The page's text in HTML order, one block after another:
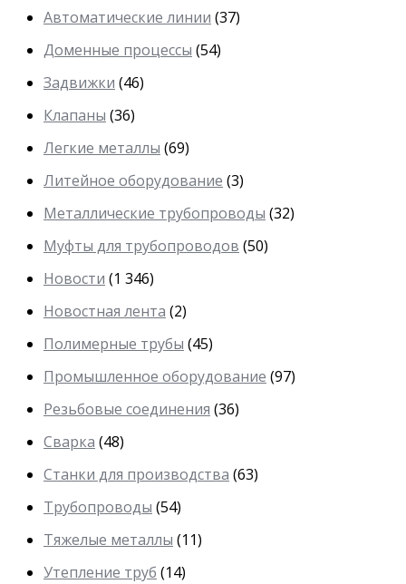
Автоматические линии (37)
Доменные процессы (54)
Задвижки (46)
Клапаны (36)
Легкие металлы (69)
Литейное оборудование (3)
Металлические трубопроводы (32)
Муфты для трубопроводов (50)
Новости (1 346)
Новостная лента (2)
Полимерные трубы (45)
Промышленное оборудование (97)
Резьбовые соединения (36)
Сварка (48)
Станки для производства (63)
Трубопроводы (54)
Тяжелые металлы (11)
Утепление труб (14)